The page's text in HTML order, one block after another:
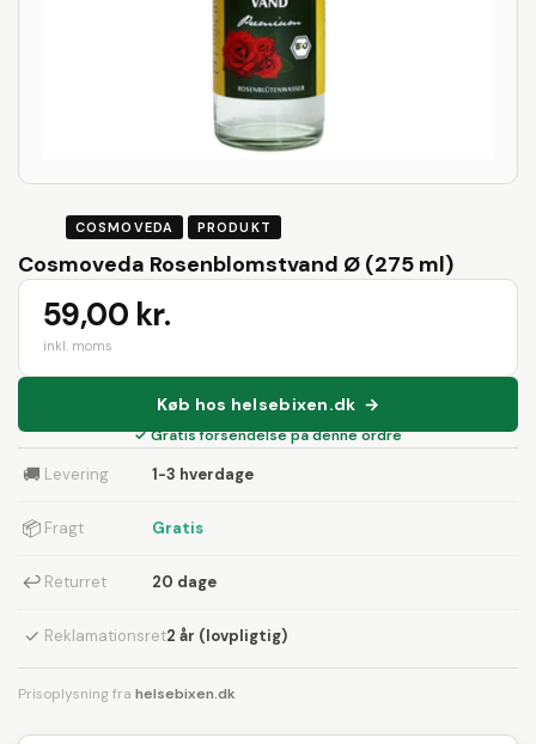
COSMOVEDA PRODUKT
Cosmoveda Rosenblomstvand Ø (275 ml)
59,00 kr.
inkl. moms
Køb hos helsebixen.dk →
✓ Gratis forsendelse på denne ordre
🚚 Levering 1-3 hverdage
📦 Fragt Gratis
↩ Returret 20 dage
✓ Reklamationsret2 år (lovpligtig)
Prisoplysning fra helsebixen.dk